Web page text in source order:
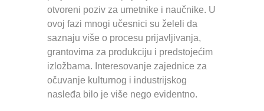
otvoreni poziv za umetnike i naučnike. U
ovoj fazi mnogi učesnici su želeli da
saznaju više o procesu prijavljivanja,
grantovima za produkciju i predstojećim
izložbama. Interesovanje zajednice za
očuvanje kulturnog i industrijskog
nasleđa bilo je više nego evidentno.